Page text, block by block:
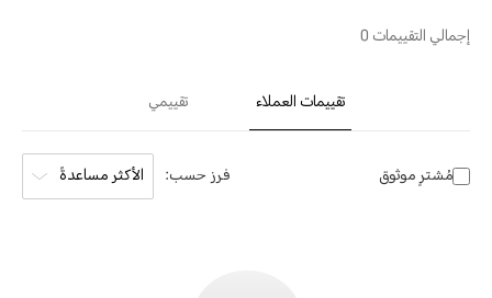
إجمالي التقييمات 0
تقييمات العملاء تقييمي
مُشترٍ موثوق فرز حسب: الأكثر مساعدةً